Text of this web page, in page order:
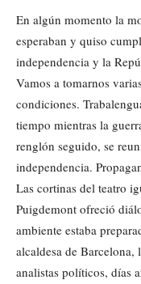
En algún momento la
esperaban y quiso
independencia y la
Vamos a tomarnos
condiciones.
tiempo mientras la
renglón seguido, se
independencia.
Las cortinas del teatro
Puigdemont ofreció
ambiente estaba
alcaldesa de
analistas políticos, días